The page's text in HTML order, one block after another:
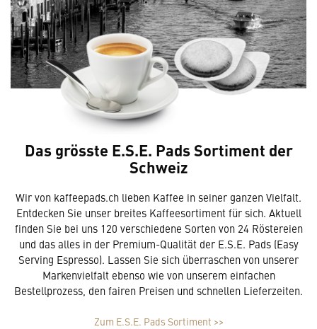
Das grösste E.S.E. Pads Sortiment der
Schweiz
Wir von kaffeepads.ch lieben Kaffee in seiner ganzen Vielfalt.
Entdecken Sie unser breites Kaffeesortiment für sich. Aktuell
finden Sie bei uns 120 verschiedene Sorten von 24 Röstereien
und das alles in der Premium-Qualität der E.S.E. Pads (Easy
Serving Espresso). Lassen Sie sich überraschen von unserer
Markenvielfalt ebenso wie von unserem einfachen
Bestellprozess, den fairen Preisen und schnellen Lieferzeiten.
Zum E.S.E. Pads Sortiment >>